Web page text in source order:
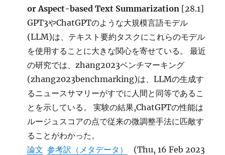
or Aspect-based Text Summarization [28.1]
GPT3やChatGPTのような大規模言語モデル
(LLM)は、テキスト要約タスクにこれらのモデル
を使用することに大きな関心を寄せている。 最近
の研究では、zhang2023ベンチマーキング
(zhang2023benchmarking)は、LLMの生成す
るニュースサマリーがすでに人間と同等であるこ
とを示している。 実験の結果,ChatGPTの性能は
ルージュスコアの点で従来の微調整手法に匹敵す
ることがわかった。
論文 参考訳（メタデータ）
(Thu, 16 Feb 2023